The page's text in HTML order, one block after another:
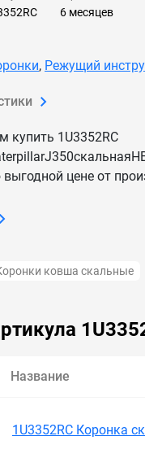
6 месяцев
, Режущий
купить 1U3352RC
выгодной цене от
обновляем цены
России и СНГ.ковша скальные
Название
1U3352RC Коронка